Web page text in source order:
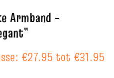
Armband –
€27.95 tot €31.95